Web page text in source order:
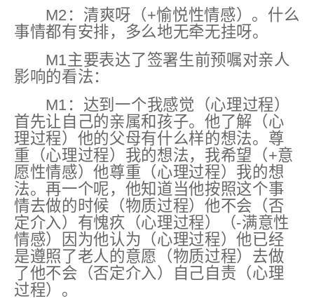
M2： 清爽呀 （+愉悦性情感） 。什么
事情都有安排，多么地无牵无挂呀。
M1主要表达了签署生前预嘱对亲人
影响的看法：
M1：达到一个我感觉（心理过程）
首先让自己的亲属和孩子。他了解（心
理过程）他的父母有什么样的想法。尊
重（心理过程）我的想法，我希望 （+意
愿性情感）他尊重（心理过程）我的想
法。再一个呢，他知道当他按照这个事
情去做的时候（物质过程）他不会 （否
定介入） 有愧疚 （心理过程）
（-满意性
情感）
因为他认为（心理过程）他已经
是遵照了老人的意愿（物质过程）去做
了他不会 （否定介入） 自己自责 （心理
过程）。